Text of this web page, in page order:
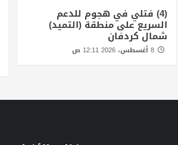
(4) فتلي في هجوم للدعم
السريع على منطقة (التميد)
شمال كردفان